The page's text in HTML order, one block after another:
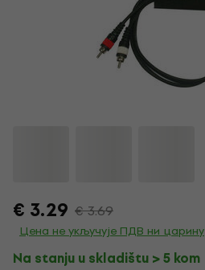
€ 3.29 € 3.69
Цена не укључује ПДВ ни царину
Na stanju u skladištu > 5 kom